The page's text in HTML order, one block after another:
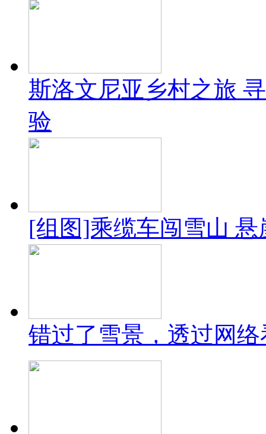
斯洛文尼亚乡村之旅
验
[组图]乘缆车闯雪山
错过了雪景，透过网